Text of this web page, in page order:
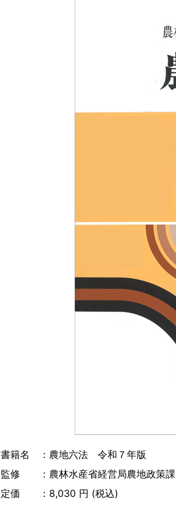
書籍名 ：農地六法 令和７年版
監修 ：農林水産省経営局農地政策課
定価 ：8,030 円 (税込)